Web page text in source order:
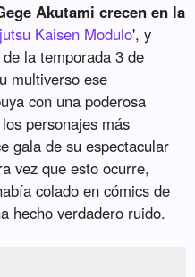
Akutami crecen en la
Kaisen Modulo', y
la temporada 3 de
multiverso ese
con una poderosa
personajes más
gala de su espectacular
vez que esto ocurre,
colado en cómics de
hecho verdadero ruido.